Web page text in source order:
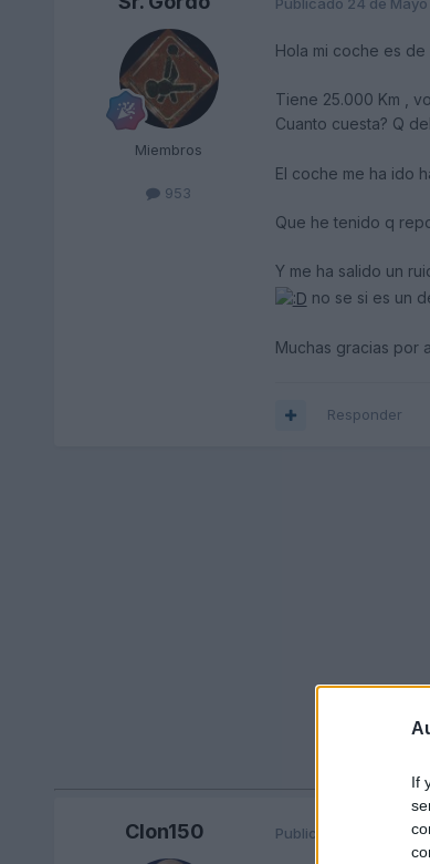
If
Miembros
953
Hola mi coche es de
Tiene 25.000 Km ,
Cuanto cuesta? Q
El coche me ha ido
Que he tenido q
Y me ha salido un
no se si es un
Muchas gracias por
Responder
Clon150 Publicado 24 de